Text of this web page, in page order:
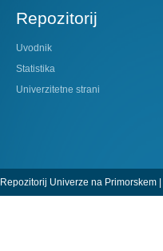
Repozitorij
Uvodnik
Statistika
Univerzitetne strani
Repozitorij Univerze na Primorskem |